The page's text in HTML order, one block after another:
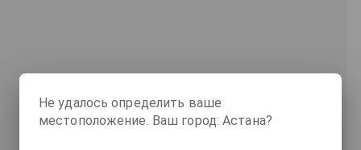
ВОЗНИКЛИ ВОПРОСЫ ПО
Не удалось определить ваше
местоположение. Ваш город: Астана?